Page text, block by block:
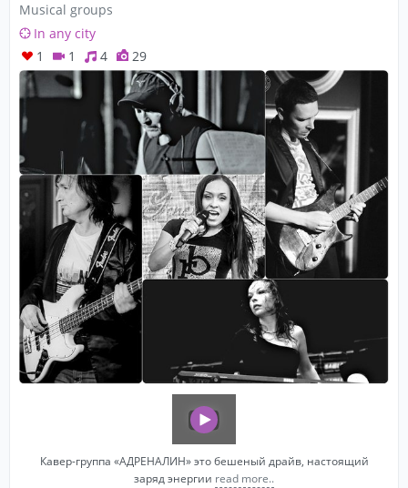
Musical groups
In any city
1
1 4 29
Кавер-группа «АДРЕНАЛИН» это бешеный драйв, настоящий
заряд энергии read more..